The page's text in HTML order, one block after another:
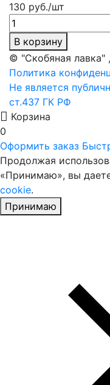
130 руб./шт
В корзину
© "Скобяная лавка"
Политика
Не является
ст.437 ГК РФ
Корзина
0
Оформить заказ
Продолжая
«Принимаю», вы
cookie.
Принимаю